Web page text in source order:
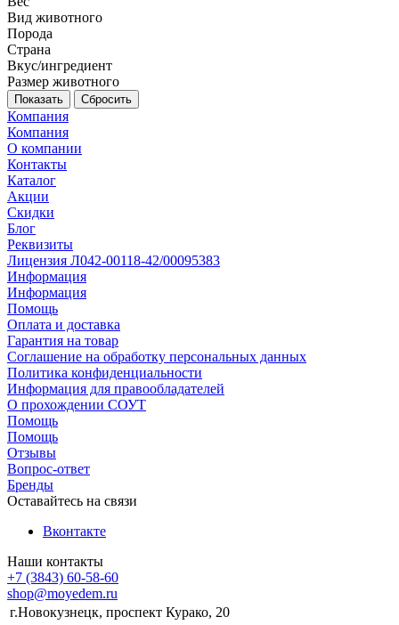
Вид животного
Порода
Страна
Вкус/ингредиент
Размер животного
Сбросить
Компания
Компания
О компании
Контакты
Каталог
Акции
Скидки
Блог
Реквизиты
Лицензия Л042-00118-42/00095383
Информация
Информация
Помощь
Оплата и доставка
Гарантия на товар
Соглашение на обработку персональных данных
Политика конфиденциальности
Информация для правообладателей
О прохождении СОУТ
Помощь
Помощь
Отзывы
Вопрос-ответ
Бренды
Оставайтесь на связи
Вконтакте
Наши контакты
+7 (3843) 60-58-60
shop@moyedem.ru
г.Новокузнецк, проспект Курако, 20